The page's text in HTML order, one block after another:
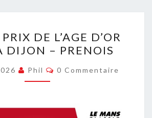
PRIX
DE
L’AGE
D’OR
À
DE L’AGE D’OR
DIJON – PRENOIS
Phil Commentaires
0 Commentaire